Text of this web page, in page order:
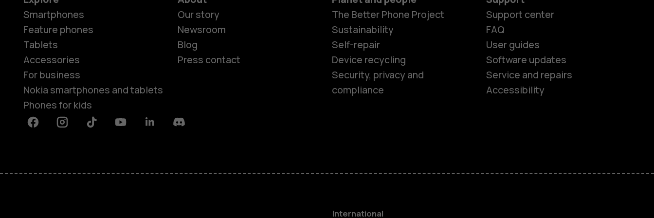
Smartphones
Accessories
Smartphones
Feature phones
Tablets
Accessories
For business
Nokia smartphones and tablets
Phones for kids
Our story
Newsroom
Blog
Press contact
The Better Phone Project
Sustainability
Self-repair
Device recycling
Security, privacy and
compliance
Support center
FAQ
User guides
Software updates
Service and repairs
Accessibility
FacebookInstagramTiktok YoutubeLinkedinDiscord
International